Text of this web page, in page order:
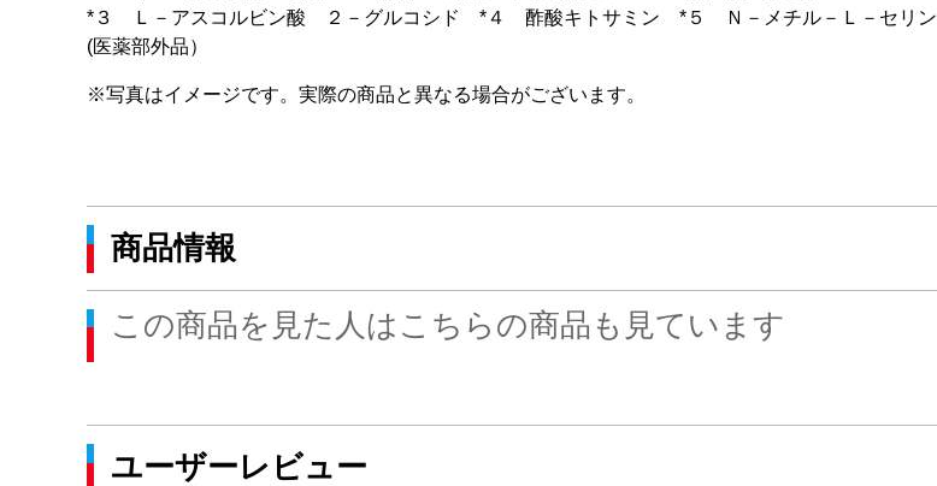
*３ Ｌ－アスコルビン酸 ２－グルコシド *４ 酢酸キトサミン *５ Ｎ－メチル－Ｌ－セリン
(医薬部外品）
※写真はイメージです。実際の商品と異なる場合がございます。
商品情報
この商品を見た人はこちらの商品も見ています
ユーザーレビュー